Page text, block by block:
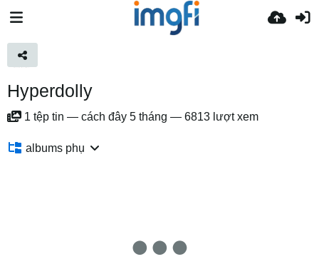
Hyperdolly
1 tệp tin — cách đây 5 tháng — 6813 lượt xem
albums phụ